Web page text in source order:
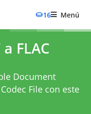
16 Menú
FLAC
Document
File con este